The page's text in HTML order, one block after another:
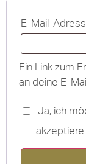
E-Mail-
Ein Link zum
an deine E-
Ja, ich
akzeptiere